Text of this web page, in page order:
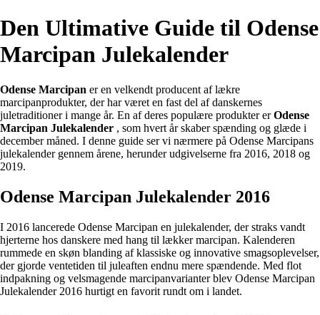
Den Ultimative Guide til Odense
Marcipan Julekalender
Odense Marcipan er en velkendt producent af lækre
marcipanprodukter, der har været en fast del af danskernes
juletraditioner i mange år. En af deres populære produkter erOdense
Marcipan Julekalender , som hvert år skaber spænding og glæde i
december måned. I denne guide ser vi nærmere på Odense Marcipans
julekalender gennem årene, herunder udgivelserne fra 2016, 2018 og
2019.
Odense Marcipan Julekalender 2016
I 2016 lancerede Odense Marcipan en julekalender, der straks vandt
hjerterne hos danskere med hang til lækker marcipan. Kalenderen
rummede en skøn blanding af klassiske og innovative smagsoplevelser,
der gjorde ventetiden til juleaften endnu mere spændende. Med flot
indpakning og velsmagende marcipanvarianter blev Odense Marcipan
Julekalender 2016 hurtigt en favorit rundt om i landet.